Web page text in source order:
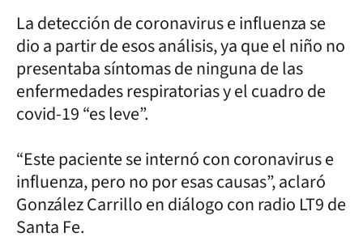
La detección de coronavirus e influenza se
dio a partir de esos análisis, ya que el niño no
presentaba síntomas de ninguna de las
enfermedades respiratorias y el cuadro de
covid-19 “es leve”.
“Este paciente se internó con coronavirus e
influenza, pero no por esas causas”, aclaró
González Carrillo en diálogo con radio LT9 de
Santa Fe.